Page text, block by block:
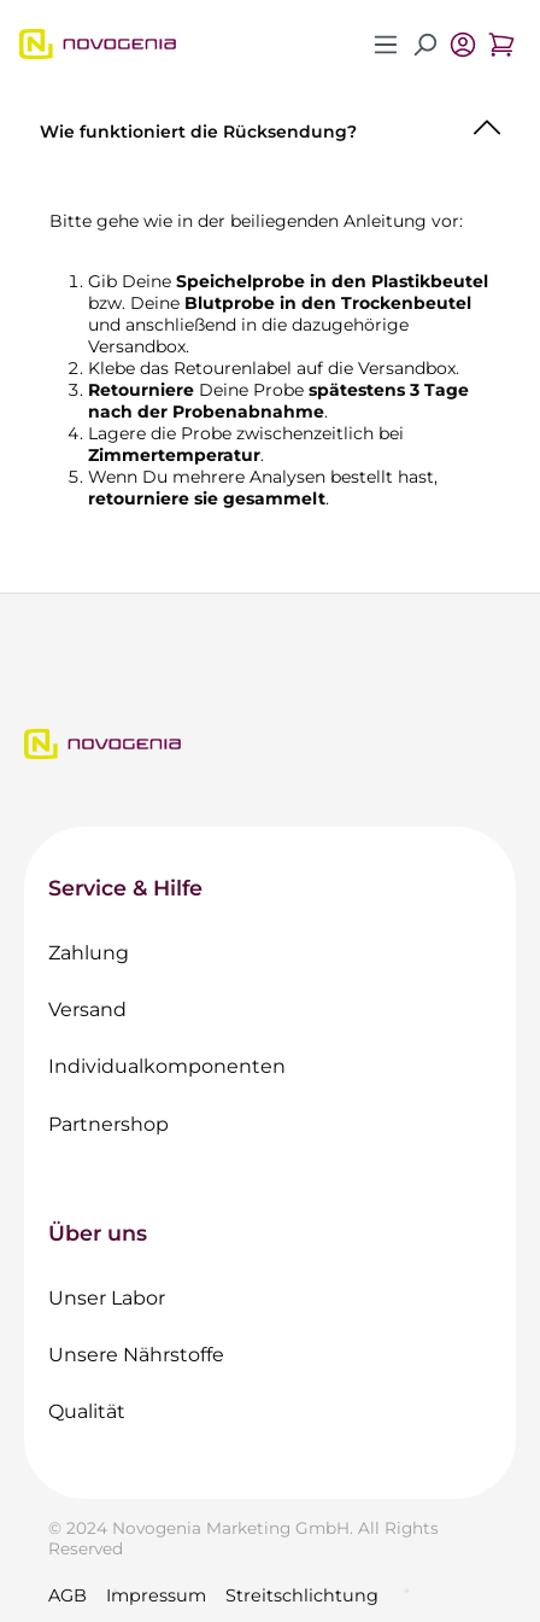
Zum Hauptinhalt springen
Wie funktioniert die Rücksendung?
Bitte gehe wie in der beiliegenden Anleitung vor:
Gib Deine Speichelprobe in den Plastikbeutel
bzw. Deine Blutprobe in den Trockenbeutel
und anschließend in die dazugehörige
Versandbox.
Klebe das Retourenlabel auf die Versandbox.
Retourniere Deine Probe spätestens 3 Tage
nach der Probenabnahme.
Lagere die Probe zwischenzeitlich bei
Zimmertemperatur.
Wenn Du mehrere Analysen bestellt hast,
retourniere sie gesammelt.
Service & Hilfe
Zahlung
Versand
Individualkomponenten
Partnershop
Über uns
Unser Labor
Unsere Nährstoffe
Qualität
© 2024 Novogenia Marketing GmbH. All Rights
Reserved
AGB Impressum
Streitschlichtung